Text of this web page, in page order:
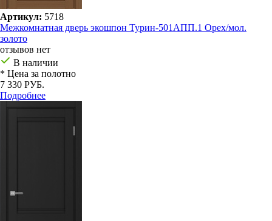
Артикул: 5718
Межкомнатная дверь экошпон Турин-501AПП.1 Орех/мол.
золото
отзывов нет
В наличии
* Цена за полотно
7 330 РУБ.
Подробнее